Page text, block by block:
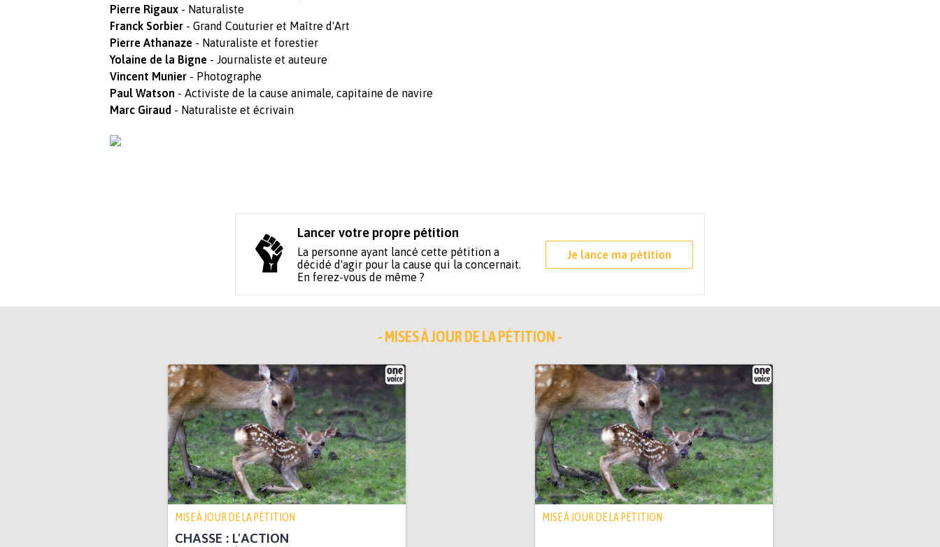
Pierre Rigaux - Naturaliste
Franck Sorbier - Grand Couturier et Maître d'Art
Pierre Athanaze - Naturaliste et forestier
Yolaine de la Bigne - Journaliste et auteure
Vincent Munier - Photographe
Paul Watson - Activiste de la cause animale, capitaine de navire
Marc Giraud - Naturaliste et écrivain
Lancer votre propre pétition
La personne ayant lancé cette pétition a
décidé d'agir pour la cause qui la concernait.
En ferez-vous de même ?
Je lance ma pétition
- MISES À JOUR DE LA PÉTITION -
MISE À JOUR DE LA PÉTITION
CHASSE : L'ACTION
MISE À JOUR DE LA PÉTITION